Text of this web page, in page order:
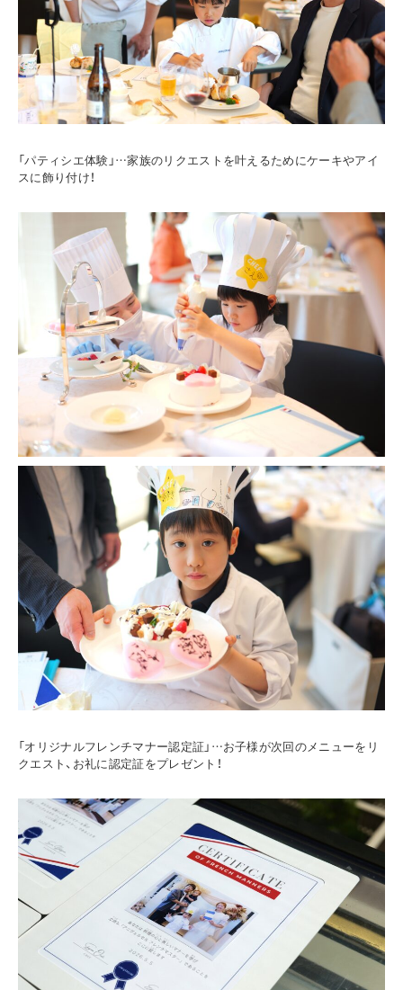
「パティシエ体験」…家族のリクエストを叶えるためにケーキやアイ
スに飾り付け！
「オリジナルフレンチマナー認定証」…お子様が次回のメニューをリ
クエスト、お礼に認定証をプレゼント！